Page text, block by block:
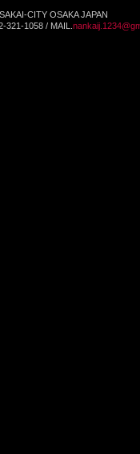
CITY OSAKA JAPAN
321-1058 / MAIL.